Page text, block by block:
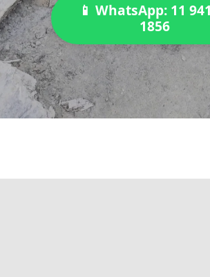
📱 WhatsApp: 11
1856